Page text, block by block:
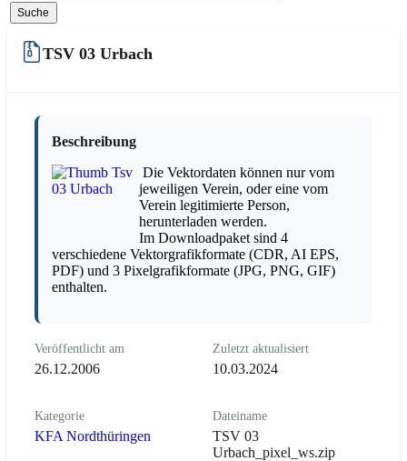
TSV 03 Urbach
Beschreibung
Die Vektordaten können nur vom
jeweiligen Verein, oder eine vom
Verein legitimierte Person,
herunterladen werden.
Im Downloadpaket sind 4
verschiedene Vektorgrafikformate (CDR, AI EPS,
PDF) und 3 Pixelgrafikformate (JPG, PNG, GIF)
enthalten.
Veröffentlicht am
26.12.2006
Zuletzt aktualisiert
10.03.2024
Kategorie
KFA Nordthüringen
Dateiname
TSV 03
Urbach_pixel_ws.zip